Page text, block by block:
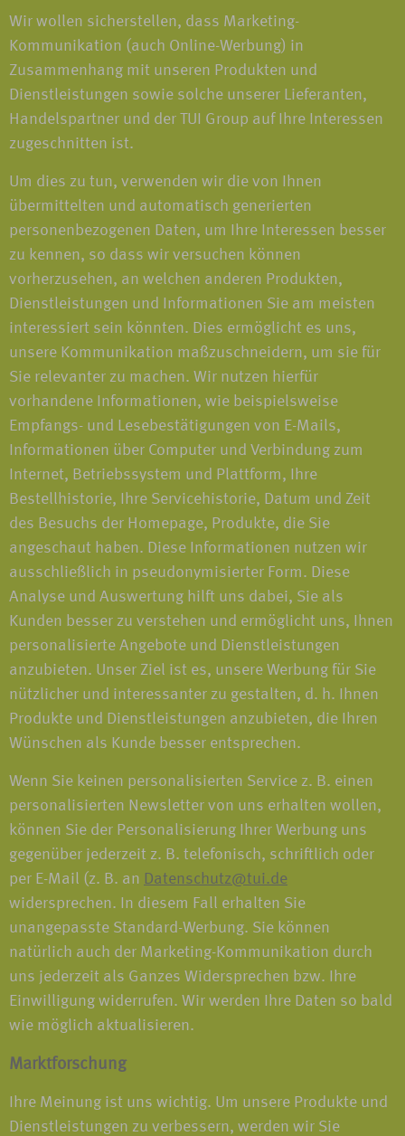
Wir wollen sicherstellen, dass Marketing-
Kommunikation (auch Online-Werbung) in
Zusammenhang mit unseren Produkten und
Dienstleistungen sowie solche unserer Lieferanten,
Handelspartner und der TUI Group auf Ihre Interessen
zugeschnitten ist.
Um dies zu tun, verwenden wir die von Ihnen
übermittelten und automatisch generierten
personenbezogenen Daten, um Ihre Interessen besser
zu kennen, so dass wir versuchen können
vorherzusehen, an welchen anderen Produkten,
Dienstleistungen und Informationen Sie am meisten
interessiert sein könnten. Dies ermöglicht es uns,
unsere Kommunikation maßzuschneidern, um sie für
Sie relevanter zu machen. Wir nutzen hierfür
vorhandene Informationen, wie beispielsweise
Empfangs- und Lesebestätigungen von E-Mails,
Informationen über Computer und Verbindung zum
Internet, Betriebssystem und Plattform, Ihre
Bestellhistorie, Ihre Servicehistorie, Datum und Zeit
des Besuchs der Homepage, Produkte, die Sie
angeschaut haben. Diese Informationen nutzen wir
ausschließlich in pseudonymisierter Form. Diese
Analyse und Auswertung hilft uns dabei, Sie als
Kunden besser zu verstehen und ermöglicht uns, Ihnen
personalisierte Angebote und Dienstleistungen
anzubieten. Unser Ziel ist es, unsere Werbung für Sie
nützlicher und interessanter zu gestalten, d. h. Ihnen
Produkte und Dienstleistungen anzubieten, die Ihren
Wünschen als Kunde besser entsprechen.
Wenn Sie keinen personalisierten Service z. B. einen
personalisierten Newsletter von uns erhalten wollen,
können Sie der Personalisierung Ihrer Werbung uns
gegenüber jederzeit z. B. telefonisch, schriftlich oder
per E-Mail (z. B. an Datenschutz@tui.de
widersprechen. In diesem Fall erhalten Sie
unangepasste Standard-Werbung. Sie können
natürlich auch der Marketing-Kommunikation durch
uns jederzeit als Ganzes Widersprechen bzw. Ihre
Einwilligung widerrufen. Wir werden Ihre Daten so bald
wie möglich aktualisieren.
Marktforschung
Ihre Meinung ist uns wichtig. Um unsere Produkte und
Dienstleistungen zu verbessern, werden wir Sie